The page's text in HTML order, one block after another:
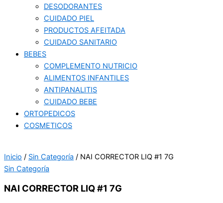
DESODORANTES
CUIDADO PIEL
PRODUCTOS AFEITADA
CUIDADO SANITARIO
BEBES
COMPLEMENTO NUTRICIO
ALIMENTOS INFANTILES
ANTIPANALITIS
CUIDADO BEBE
ORTOPEDICOS
COSMETICOS
Inicio / Sin Categoría / NAI CORRECTOR LIQ #1 7G
Sin Categoría
NAI CORRECTOR LIQ #1 7G